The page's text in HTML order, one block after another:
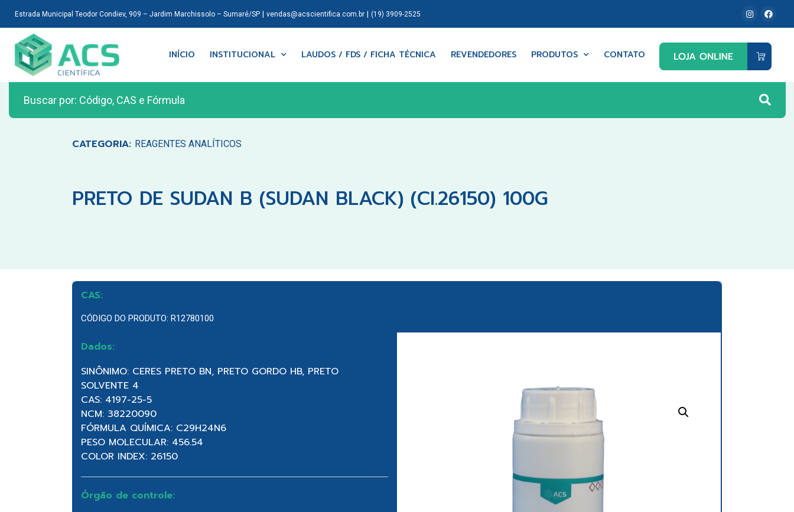
Estrada Municipal Teodor Condiev, 909 – Jardim Marchissolo – Sumaré/SP| vendas@acscientifica.com.br| (19) 3909-2525
INÍCIO INSTITUCIONAL LAUDOS / FDS / FICHA TÉCNICA REVENDEDORES PRODUTOS CONTATO
CATEGORIA: REAGENTES ANALÍTICOS
PRETO DE SUDAN B (SUDAN BLACK) (CI.26150) 100G
CAS:
CÓDIGO DO PRODUTO: R12780100
Dados:
SINÔNIMO: CERES PRETO BN, PRETO GORDO HB, PRETO
SOLVENTE 4
CAS: 4197-25-5
NCM: 38220090
FÓRMULA QUÍMICA: C29H24N6
PESO MOLECULAR: 456.54
COLOR INDEX: 26150
Órgão de controle: